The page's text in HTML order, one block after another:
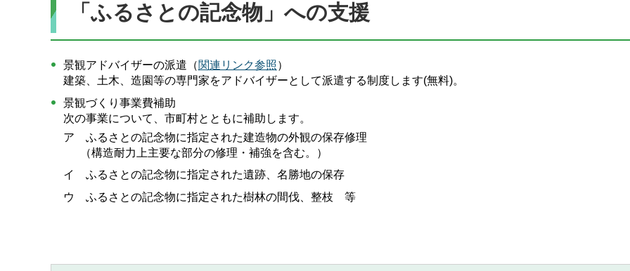
「ふるさとの記念物」への支援
景観アドバイザーの派遣（関連リンク参照）
建築、土木、造園等の専門家をアドバイザーとして派遣する制度します(無料)。
景観づくり事業費補助
次の事業について、市町村とともに補助します。
ア ふるさとの記念物に指定された建造物の外観の保存修理
（構造耐力上主要な部分の修理・補強を含む。）
イ ふるさとの記念物に指定された遺跡、名勝地の保存
ウ ふるさとの記念物に指定された樹林の間伐、整枝 等